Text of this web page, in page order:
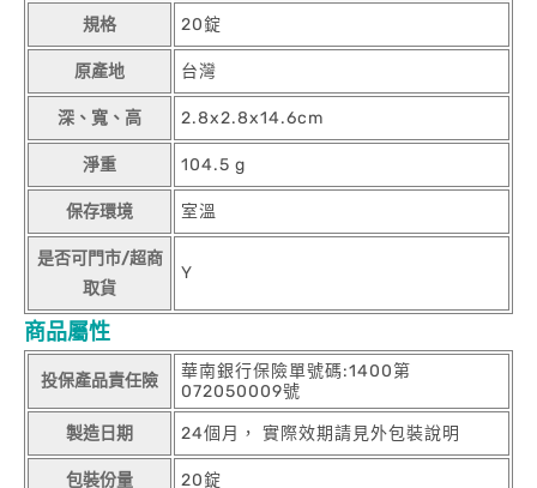
規格 20錠
原產地 台灣
深、寬、高 2.8x2.8x14.6cm
淨重 104.5 g
保存環境 室溫
是否可門市/超商
取貨
Y
商品屬性
投保產品責任險
華南銀行保險單號碼:1400第
072050009號
製造日期 24個月， 實際效期請見外包裝說明
包裝份量 20錠